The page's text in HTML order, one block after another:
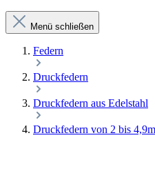
Menü schließen
Federn
Druckfedern
Druckfedern aus Edelstahl
Druckfedern von 2 bis